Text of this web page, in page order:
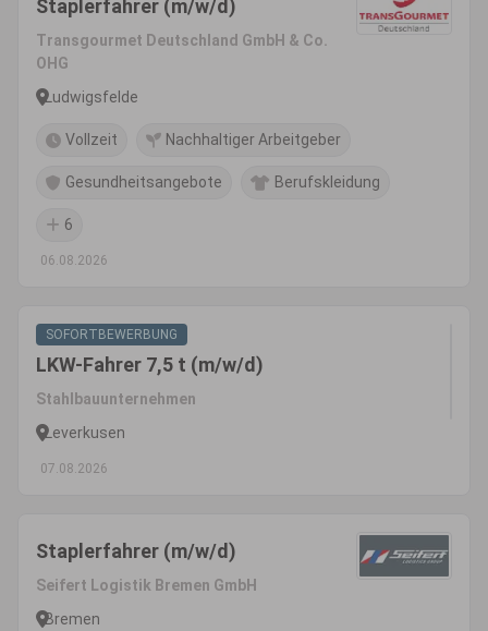
Staplerfahrer (m/w/d)
Transgourmet Deutschland GmbH & Co.
OHG
Ludwigsfelde
Vollzeit Nachhaltiger Arbeitgeber
Gesundheitsangebote Berufskleidung
6
06.08.2026
SOFORTBEWERBUNG
LKW-Fahrer 7,5 t (m/w/d)
Stahlbauunternehmen
Leverkusen
07.08.2026
Staplerfahrer (m/w/d)
Seifert Logistik Bremen GmbH
Bremen